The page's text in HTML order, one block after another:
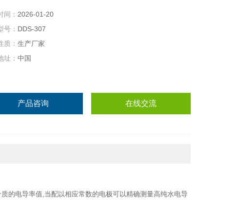
间： 2026-01-20
号： DDS-307
质： 生产厂家
址： 中国
产品咨询 在线交流
的电导率值,当配以相应常数的电极可以精确测量高纯水电导